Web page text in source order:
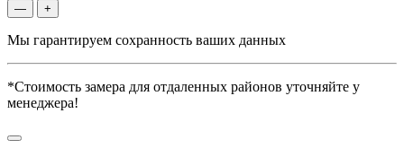
— +
Мы гарантируем сохранность ваших данных
*Стоимость замера для отдаленных районов уточняйте у
менеджера!